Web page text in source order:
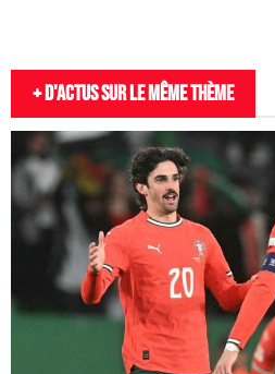
+ D'actus sur le même thème